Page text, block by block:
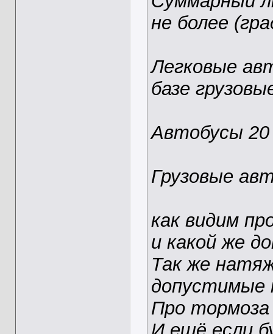
не более
Легковые
базе
Автобусы 20
Грузовые
как видим
и какой же
Так же
допустимые
Про